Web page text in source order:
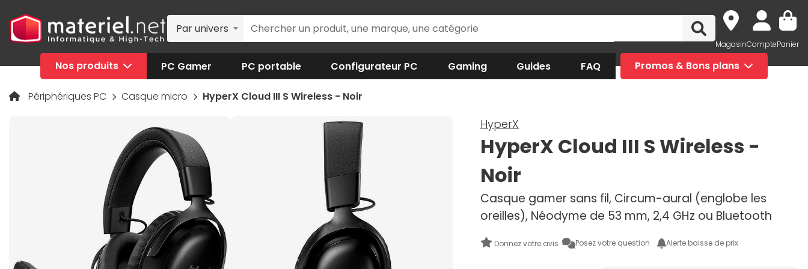
Par univers
MagasinComptePanier
Nos produits PC Gamer PC portable Configurateur PC Gaming Guides FAQ Promos & Bons plans
Périphériques PC Casque micro HyperX Cloud III S Wireless - Noir
HyperX
HyperX Cloud III S Wireless -
Noir
Casque gamer sans fil, Circum-aural (englobe les
oreilles), Néodyme de 53 mm, 2,4 GHz ou Bluetooth
Donnez votre avis Posez votre question Alerte baisse de prix